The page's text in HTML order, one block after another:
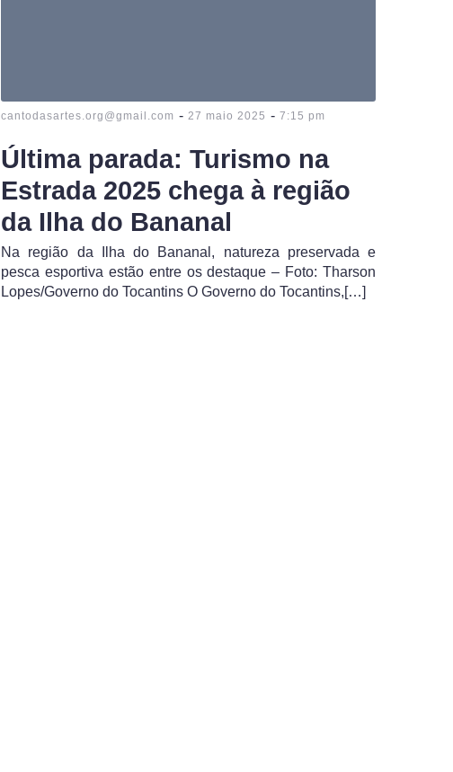
cantodasartes.org@gmail.com - 27 maio 2025 - 7:15 pm
Última parada: Turismo na
Estrada 2025 chega à região
da Ilha do Bananal
Na região da Ilha do Bananal, natureza preservada e
pesca esportiva estão entre os destaque – Foto: Tharson
Lopes/Governo do Tocantins O Governo do Tocantins,[…]